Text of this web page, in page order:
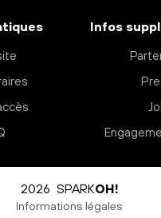
Infos
2026 SPARKOH!
Informations légales